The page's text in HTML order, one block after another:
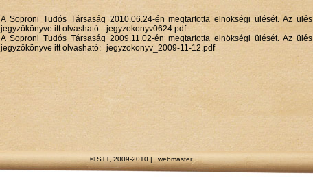
A Soproni Tudós Társaság 2010.06.24-én megtartotta elnökségi ülését. Az ülés
jegyzőkönyve itt olvasható: jegyzokonyv0624.pdf
A Soproni Tudós Társaság 2009.11.02-én megtartotta elnökségi ülését. Az ülés
jegyzőkönyve itt olvasható: jegyzokonyv_2009-11-12.pdf
..
© STT, 2009-2010 | webmaster